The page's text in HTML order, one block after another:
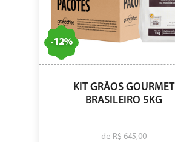
-12%
KIT GRÃOS GOURMET
BRASILEIRO 5KG
deR$ 645,00